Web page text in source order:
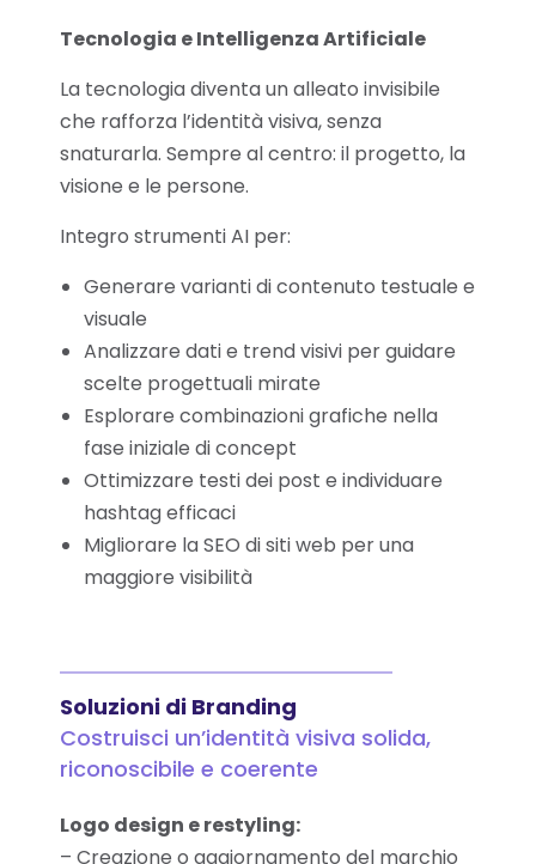
Tecnologia e Intelligenza Artificiale
La tecnologia diventa un alleato invisibile
che rafforza l’identità visiva, senza
snaturarla. Sempre al centro: il progetto, la
visione e le persone.
Integro strumenti AI per:
Generare varianti di contenuto testuale e
visuale
Analizzare dati e trend visivi per guidare
scelte progettuali mirate
Esplorare combinazioni grafiche nella
fase iniziale di concept
Ottimizzare testi dei post e individuare
hashtag efficaci
Migliorare la SEO di siti web per una
maggiore visibilità
Soluzioni di Branding
Costruisci un’identità visiva solida,
riconoscibile e coerente
Logo design e restyling:
– Creazione o aggiornamento del marchio